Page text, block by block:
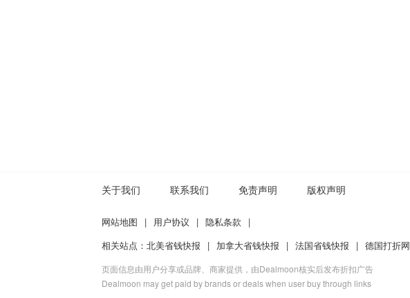
关于我们 联系我们 免责声明 版权声明
网站地图 | 用户协议 | 隐私条款
|
相关站点： 北美省钱快报 | 加拿大省钱快报 | 法国省钱快报 | 德国打折网
页面信息由用户分享或品牌、商家提供，由Dealmoon核实后发布折扣广告
Dealmoon may get paid by brands or deals when user buy through links